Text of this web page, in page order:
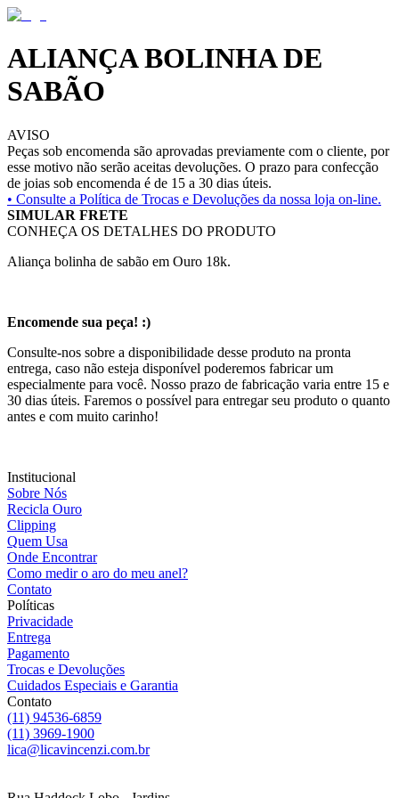
ALIANÇA BOLINHA DE
SABÃO
AVISO
Peças sob encomenda são aprovadas previamente com o cliente, por
esse motivo não serão aceitas devoluções. O prazo para confecção
de joias sob encomenda é de 15 a 30 dias úteis.
• Consulte a Política de Trocas e Devoluções da nossa loja on-line.
SIMULAR FRETE
CONHEÇA OS DETALHES DO PRODUTO
Aliança bolinha de sabão em Ouro 18k.
Encomende sua peça! :)
Consulte-nos sobre a disponibilidade desse produto na pronta
entrega, caso não esteja disponível poderemos fabricar um
especialmente para você. Nosso prazo de fabricação varia entre 15 e
30 dias úteis. Faremos o possível para entregar seu produto o quanto
antes e com muito carinho!
Institucional
Sobre Nós
Recicla Ouro
Clipping
Quem Usa
Onde Encontrar
Como medir o aro do meu anel?
Contato
Políticas
Privacidade
Entrega
Pagamento
Trocas e Devoluções
Cuidados Especiais e Garantia
Contato
(11) 94536-6859
(11) 3969-1900
lica@licavincenzi.com.br